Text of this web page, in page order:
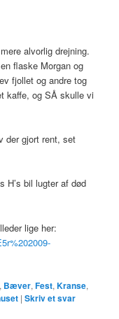
alvorlig drejning.
flaske Morgan og
fjollet og andre tog
kaffe, og SÅ skulle vi
der gjort rent, set
H’s bil lugter af død
lige her:
, Bæver,Fest,Kranse,
|Skriv et svar